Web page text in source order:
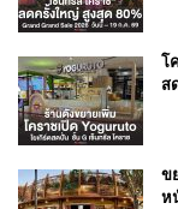
โ
ส
ข
ห